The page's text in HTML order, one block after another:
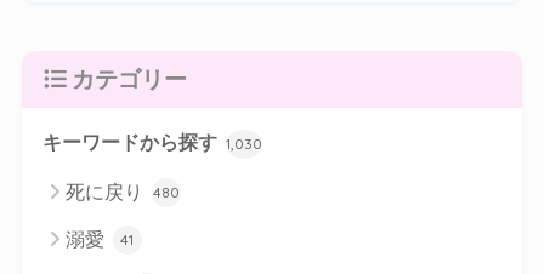
カテゴリー
キーワードから探す 1,030
死に戻り 480
溺愛 41